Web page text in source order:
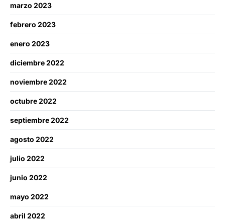
marzo 2023
febrero 2023
enero 2023
diciembre 2022
noviembre 2022
octubre 2022
septiembre 2022
agosto 2022
julio 2022
junio 2022
mayo 2022
abril 2022